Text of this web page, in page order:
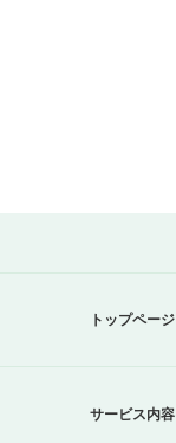
トップページ
サービス内容